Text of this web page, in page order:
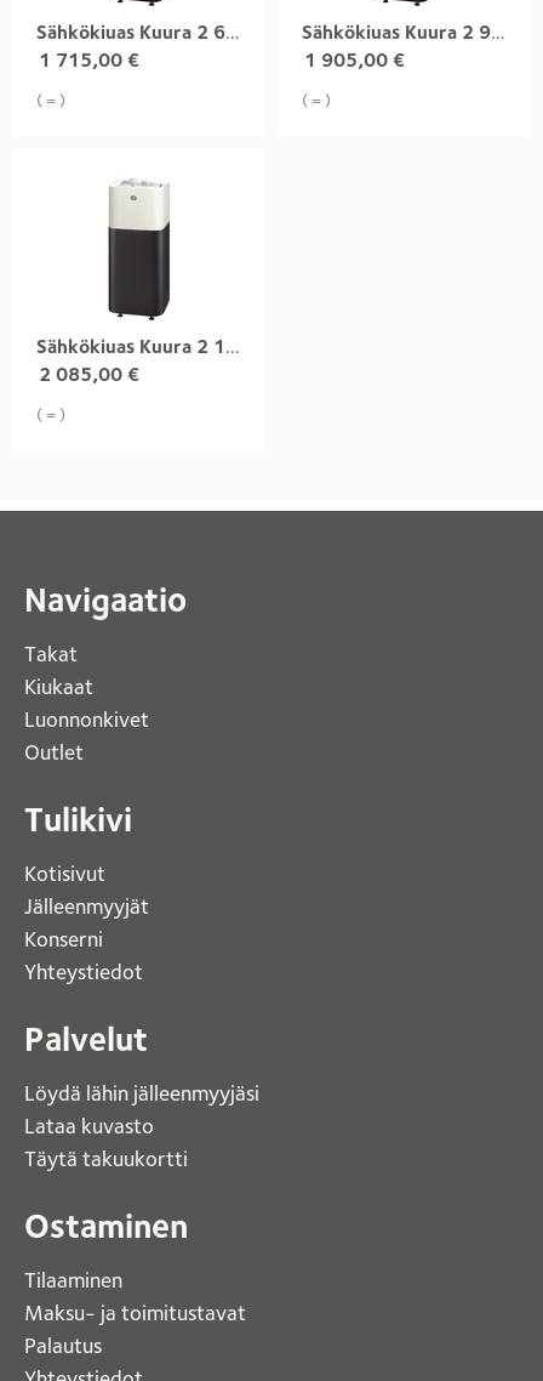
Sähkökiuas Kuura 2 6,8 kW integroitu
1 715,00 €
( = )
Sähkökiuas Kuura 2 9,0 kW integroitu
1 905,00 €
( = )
Sähkökiuas Kuura 2 10,5 kW integroitu
2 085,00 €
( = )
Navigaatio
Takat
Kiukaat
Luonnonkivet
Outlet
Tulikivi
Kotisivut
Jälleenmyyjät
Konserni
Yhteystiedot
Palvelut
Löydä lähin jälleenmyyjäsi
Lataa kuvasto
Täytä takuukortti
Ostaminen
Tilaaminen
Maksu- ja toimitustavat
Palautus